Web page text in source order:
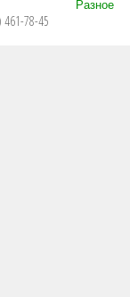
78-45
Разное